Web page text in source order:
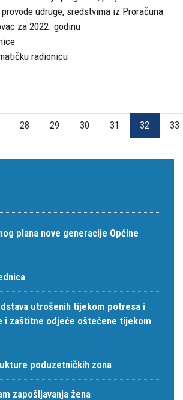
udruge, sredstvima iz Proračuna
za 2022. godinu
radionicu
28 29 30 31 32 33
plana nove generacije Općine
utrošenih tijekom potresa i
i zaštitne odjeće oštećene tijekom
poduzetničkih zona
zapošljavanja žena